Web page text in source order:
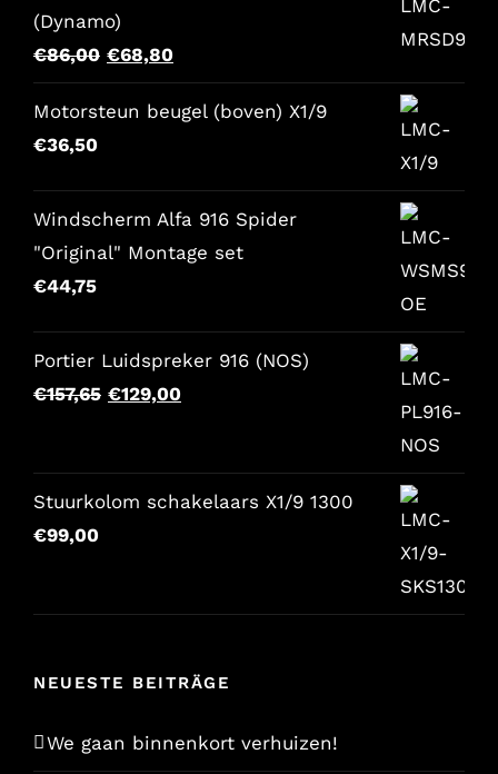
(Dynamo)
€86,00 Der
ursprüngliche
Preis
€86,00.
€68,80Der
aktuelle
Preis
€68,80.
Motorsteun beugel (boven) X1/9
€36,50
Windscherm Alfa 916 Spider
"Original" Montage set
€44,75
Portier Luidspreker 916 (NOS)
€157,65 Der
war:
€129,00Der
lautet:
Stuurkolom schakelaars X1/9 1300
€99,00
NEUESTE BEITRÄGE
We gaan binnenkort verhuizen!